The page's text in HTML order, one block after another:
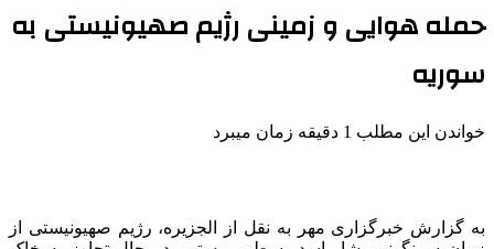
حمله هوایی و زمینی رژیم صهیونیستی به
سوریه
خواندن این مطلب 1 دقیقه زمان میبرد
به گزارش خبرگزاری مهر به نقل از الجزیره، رژیم صهیونیستی از